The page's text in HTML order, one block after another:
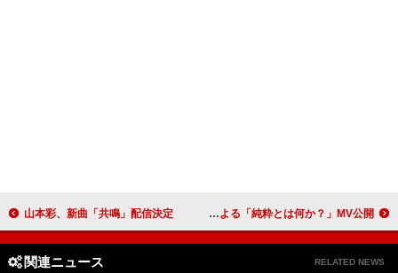
山本彩、新曲「共鳴」配信決定 乃木坂46、五百城茉央がセンターを務めたアンダーメンバーによる「純粋とは何か？」MV公開
関連ニュース RELATED NEWS